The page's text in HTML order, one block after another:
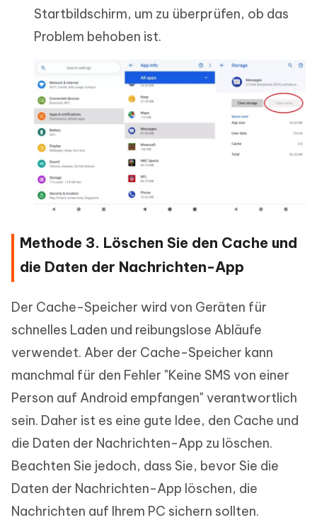
Startbildschirm, um zu überprüfen, ob das
Problem behoben ist.
Methode 3. Löschen Sie den Cache und
die Daten der Nachrichten-App
Der Cache-Speicher wird von Geräten für
schnelles Laden und reibungslose Abläufe
verwendet. Aber der Cache-Speicher kann
manchmal für den Fehler "Keine SMS von einer
Person auf Android empfangen" verantwortlich
sein. Daher ist es eine gute Idee, den Cache und
die Daten der Nachrichten-App zu löschen.
Beachten Sie jedoch, dass Sie, bevor Sie die
Daten der Nachrichten-App löschen, die
Nachrichten auf Ihrem PC sichern sollten.